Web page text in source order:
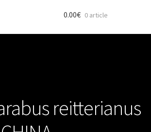
0.00€ 0 article
reitterianus